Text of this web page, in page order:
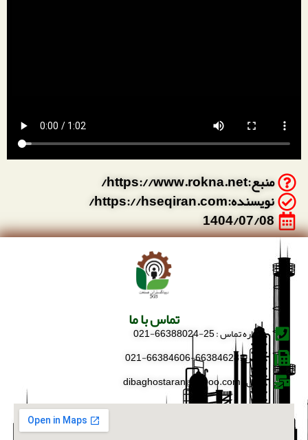
منبع:https://www.rokna.net/
نویسنده:https://hseqiran.com/
1404/07/08
تماس با ما
شماره تماس : 25-66388024-021
فکس : 66384628-66384606-021
ایمیل : dibaghostaran@yahoo.com